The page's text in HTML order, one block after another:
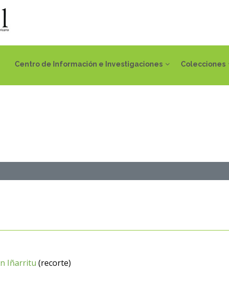
Centro de Información e Investigaciones Colecciones
Iñarritu (recorte)